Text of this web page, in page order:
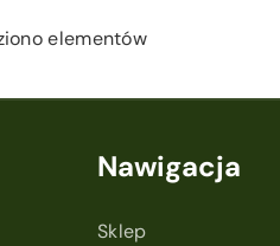
elementów
Nawigacja
Sklep